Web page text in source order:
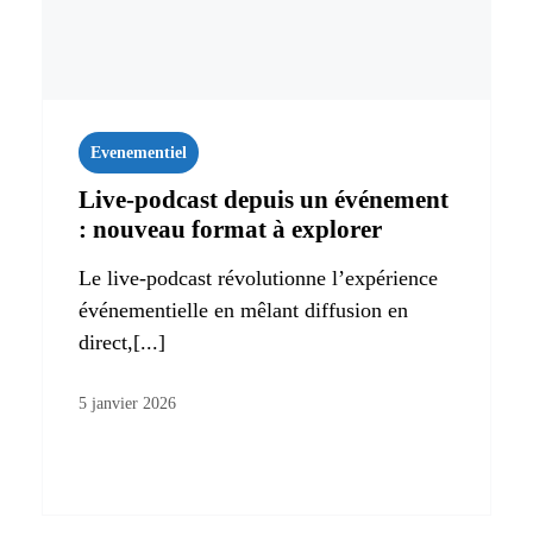
Evenementiel
Live‑podcast depuis un événement
: nouveau format à explorer
Le live-podcast révolutionne l’expérience
événementielle en mêlant diffusion en
direct,[...]
5 janvier 2026